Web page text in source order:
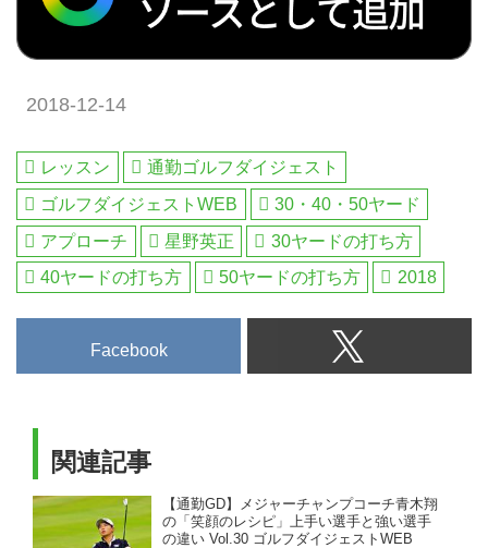
2018-12-14
レッスン
通勤ゴルフダイジェスト
ゴルフダイジェストWEB
30・40・50ヤード
アプローチ
星野英正
30ヤードの打ち方
40ヤードの打ち方
50ヤードの打ち方 2018
Facebook
関連記事
【通勤GD】メジャーチャンプコーチ青木翔
の「笑顔のレシピ」上手い選手と強い選手
の違い Vol.30 ゴルフダイジェストWEB